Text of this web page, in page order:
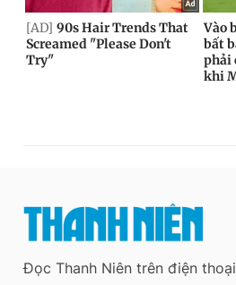
Đọc Thanh Niên trên điện thoại